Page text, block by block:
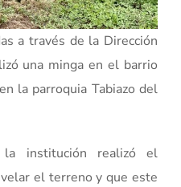
a través de la Dirección
una minga en el barrio
la parroquia Tabiazo del
la institución realizó el
el terreno y que este